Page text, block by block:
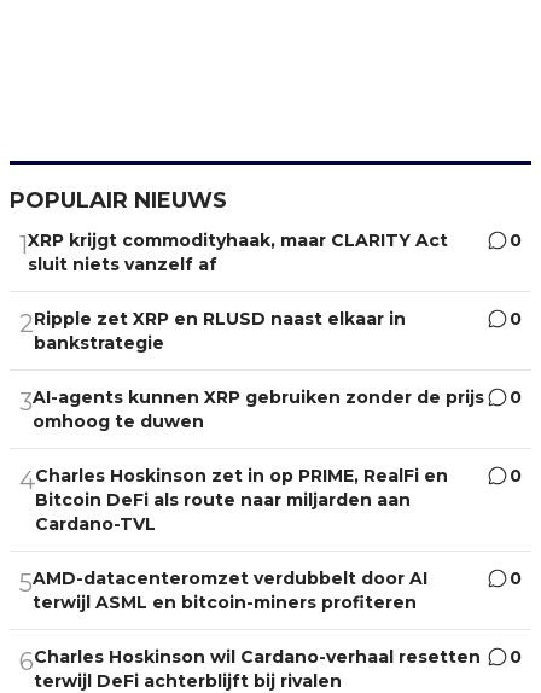
POPULAIR NIEUWS
1XRP krijgt commodityhaak, maar CLARITY Act
sluit niets vanzelf af
0
2Ripple zet XRP en RLUSD naast elkaar in
bankstrategie
0
3AI-agents kunnen XRP gebruiken zonder de prijs
omhoog te duwen
0
4Charles Hoskinson zet in op PRIME, RealFi en
Bitcoin DeFi als route naar miljarden aan
Cardano-TVL
0
5AMD-datacenteromzet verdubbelt door AI
terwijl ASML en bitcoin-miners profiteren
0
6Charles Hoskinson wil Cardano-verhaal resetten
terwijl DeFi achterblijft bij rivalen
0